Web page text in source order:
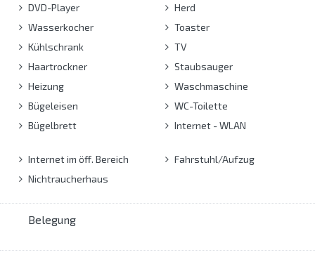
DVD-Player
Wasserkocher
Kühlschrank
Haartrockner
Heizung
Bügeleisen
Bügelbrett
Herd
Toaster
TV
Staubsauger
Waschmaschine
WC-Toilette
Internet - WLAN
Internet im öff. Bereich
Nichtraucherhaus
Fahrstuhl/Aufzug
Belegung